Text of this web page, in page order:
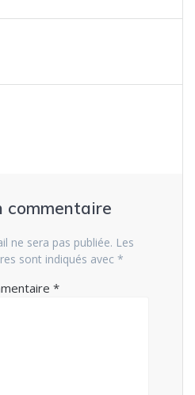
commentaire
ne sera pas publiée. Les
sont indiqués avec *
*